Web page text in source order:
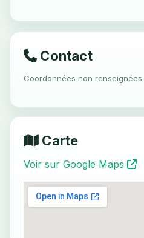
Contact
Coordonnées non renseignées.
Carte
Voir sur Google Maps